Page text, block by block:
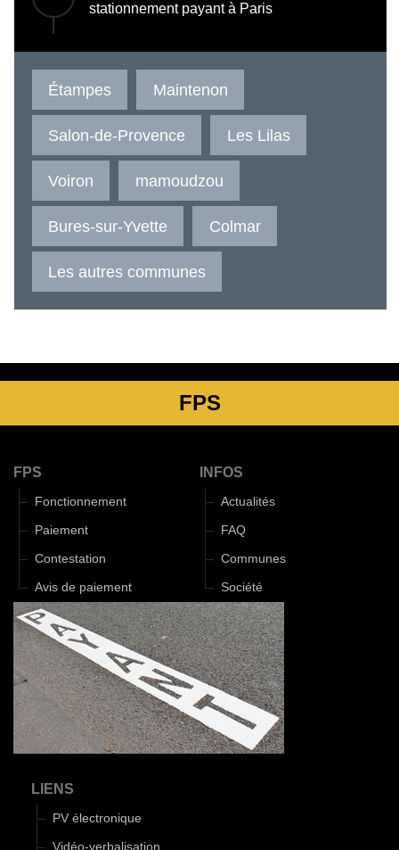
stationnement payant à Paris
Étampes Maintenon
Salon-de-Provence Les Lilas
Voiron mamoudzou
Bures-sur-Yvette Colmar
Les autres communes
FPS
FPS
Fonctionnement
Paiement
Contestation
Avis de paiement
INFOS
Actualités
FAQ
Communes
Société
LIENS
PV électronique
Vidéo-verbalisation